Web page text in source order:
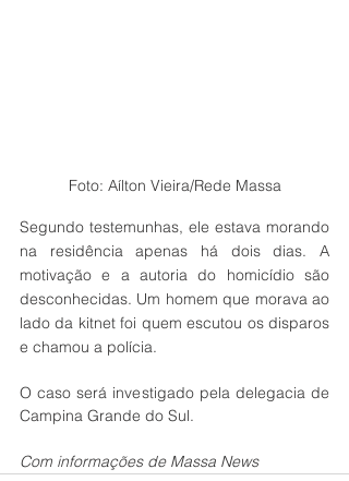
Foto: Aílton Vieira/Rede Massa
Segundo testemunhas, ele estava morando
na residência apenas há dois dias. A
motivação e a autoria do homicídio são
desconhecidas. Um homem que morava ao
lado da kitnet foi quem escutou os disparos
e chamou a polícia.
O caso será investigado pela delegacia de
Campina Grande do Sul.
Com informações de Massa News